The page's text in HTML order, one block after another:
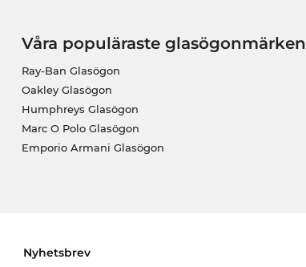
Våra populäraste glasögonmärken
Ray-Ban Glasögon
Oakley Glasögon
Humphreys Glasögon
Marc O Polo Glasögon
Emporio Armani Glasögon
Nyhetsbrev